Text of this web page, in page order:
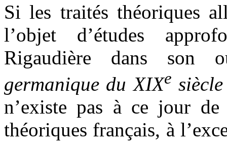
Si les traités théoriques
l’objet d’études
Rigaudière dans son
germanique du XIXe
n’existe pas à ce jour
théoriques français, à